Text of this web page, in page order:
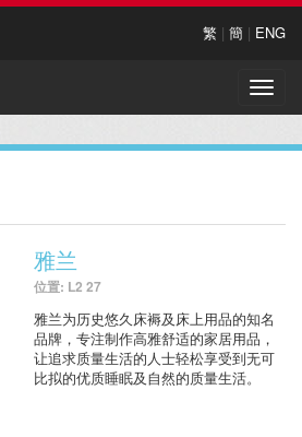
繁 | 簡 | ENG
Toggle
雅兰
位置: L2 27
雅兰为历史悠久床褥及床上用品的知名
品牌，专注制作高雅舒适的家居用品，
让追求质量生活的人士轻松享受到无可
比拟的优质睡眠及自然的质量生活。